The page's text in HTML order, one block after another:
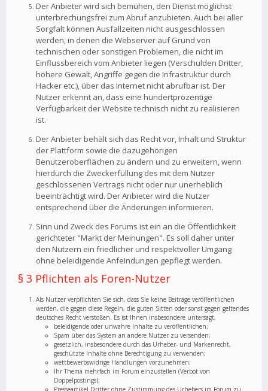
Der Anbieter wird sich bemühen, den Dienst möglichst
unterbrechungsfrei zum Abruf anzubieten. Auch bei aller
Sorgfalt können Ausfallzeiten nicht ausgeschlossen
werden, in denen die Webserver auf Grund von
technischen oder sonstigen Problemen, die nicht im
Einflussbereich vom Anbieter liegen (Verschulden Dritter,
höhere Gewalt, Angriffe gegen die Infrastruktur durch
Hacker etc.), über das Internet nicht abrufbar ist. Der
Nutzer erkennt an, dass eine hundertprozentige
Verfügbarkeit der Website technisch nicht zu realisieren
ist.
Der Anbieter behält sich das Recht vor, Inhalt und Struktur
der Plattform sowie die dazugehörigen
Benutzeroberflächen zu ändern und zu erweitern, wenn
hierdurch die Zweckerfüllung des mit dem Nutzer
geschlossenen Vertrags nicht oder nur unerheblich
beeinträchtigt wird. Der Anbieter wird die Nutzer
entsprechend über die Änderungen informieren.
Sinn und Zweck des Forums ist ein an die Öffentlichkeit
gerichteter "Markt der Meinungen". Es soll daher unter
den Nutzern ein friedlicher und respektvoller Umgang
ohne beleidigende Anfeindungen gepflegt werden.
§ 3 Pflichten als Foren-Nutzer
Als Nutzer verpflichten Sie sich, dass Sie keine Beiträge veröffentlichen
werden, die gegen diese Regeln, die guten Sitten oder sonst gegen geltendes
deutsches Recht verstoßen. Es ist Ihnen insbesondere untersagt,
beleidigende oder unwahre Inhalte zu veröffentlichen;
Spam über das System an andere Nutzer zu versenden;
gesetzlich, insbesondere durch das Urheber- und Markenrecht,
geschützte Inhalte ohne Berechtigung zu verwenden;
wettbewerbswidrige Handlungen vorzunehmen;
Ihr Thema mehrfach im Forum einzustellen (Verbot von
Doppelpostings);
Presseartikel Dritter ohne Zustimmung des Urhebers im Forum zu